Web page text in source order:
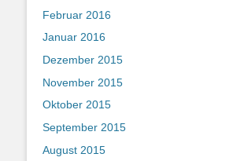
Februar 2016
Januar 2016
Dezember 2015
November 2015
Oktober 2015
September 2015
August 2015